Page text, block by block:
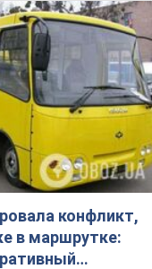
конфликт,
в маршрутке: